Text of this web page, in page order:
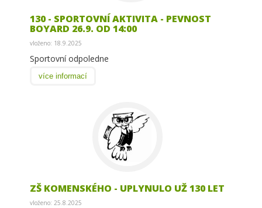
130 - SPORTOVNÍ AKTIVITA - PEVNOST
BOYARD 26.9. OD 14:00
vloženo: 18.9.2025
Sportovní odpoledne
více informací
ZŠ KOMENSKÉHO - UPLYNULO UŽ 130 LET
vloženo: 25.8.2025